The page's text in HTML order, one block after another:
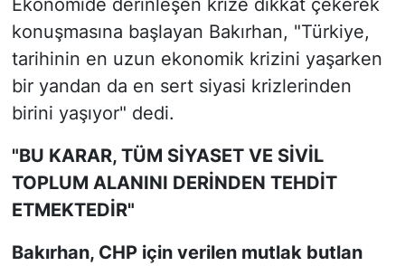
konuşmasına başlayan Bakırhan, "Türkiye,
tarihinin en uzun ekonomik krizini yaşarken
bir yandan da en sert siyasi krizlerinden
birini yaşıyor" dedi.
"BU KARAR, TÜM SİYASET VE SİVİL
TOPLUM ALANINI DERİNDEN TEHDİT
ETMEKTEDİR"
Bakırhan, CHP için verilen mutlak butlan